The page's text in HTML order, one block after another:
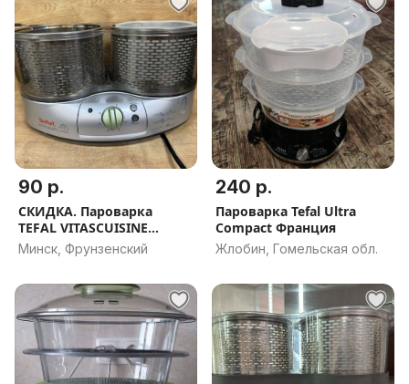
90 р.
СКИДКА. Пароварка
TEFAL VITASCUISINE
STREAMER 3 (а.87-019128)
Минск, Фрунзенский
240 р.
Пароварка Tefal Ultra
Compact Франция
Жлобин, Гомельская обл.